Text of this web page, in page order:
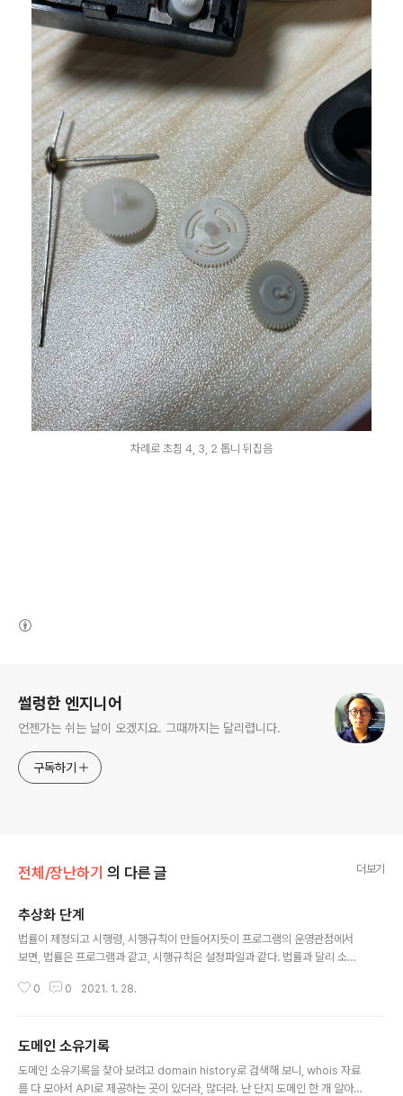
차례로 초침 4, 3, 2 톱니 뒤집음
썰렁한 엔지니어
언젠가는 쉬는 날이 오겠지요. 그때까지는 달리렵니다.
구독하기
전체/장난하기 의 다른 글 더보기
추상화 단계
법률이 제정되고 시행령, 시행규칙이 만들어지듯이 프로그램의 운영관점에서
보면, 법률은 프로그램과 같고, 시행규칙은 설정파일과 같다. 법률과 달리 소프
영 중에서 조정해야하는 시행규칙을 지원하는 프로그램 수정보다, 프로그램내
문제는 한참 뒤에 나타난다. 전체적인 프로그램의 추상화 레벨이 마구 섞여 있
는 코드를 마주할 때 느끼는 가독성의 문제. 만약 추상화 단계가 다른 코드를 불
가피하게 작성해야할 때는, 변명이라도 잘 써 놓을 수 있다면 좋겠다. 나중에라
0 0 2021. 1. 28.
도메인 소유기록
도메인 소유기록을 찾아 보려고 domain history로 검색해 보니, whois 자료
를 다 모아서 API로 제공하는 곳이 있더라, 많더라. 난 단지 도메인 한 개 알아